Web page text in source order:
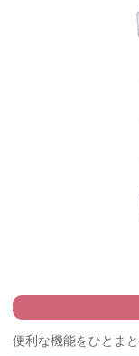
便利な機能をひとま